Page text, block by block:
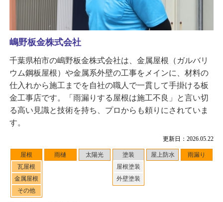
更新日：2026.05.22
屋根
瓦屋根
金属屋根
その他
雨樋 太陽光
塗装
屋根塗装
外壁塗装
屋上防水 雨漏り
嶋野板金株式会社
千葉県柏市の嶋野板金株式会社は、金属屋根（ガルバリ
ウム鋼板屋根）や金属系外壁の工事をメインに、材料の
仕入れから施工までを自社の職人で一貫して手掛ける板
金工事店です。「雨漏りする屋根は施工不良」と言い切
る高い見識と技術を持ち、プロからも頼りにされていま
す。